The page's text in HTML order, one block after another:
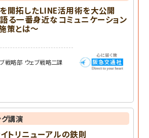
開拓したLINE活用術を大公開
る一番身近なコミュニケーション
策とは～
戦略部 ウェブ戦略二課
講演
トリニューアルの鉄則